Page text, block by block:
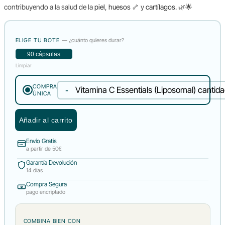
contribuyendo a la salud de lapiel, huesos 🦴 ycartílagos. 🌿🌟
ELIGE TU BOTE — ¿cuánto quieres durar?
90 cápsulas
Limpiar
COMPRA
ÚNICA
Vitamina C Essentials (Liposomal)
Añadir al carrito
Envío Gratis
a partir de 50€
Garantía Devolución
14 días
Compra Segura
pago encriptado
COMBINA BIEN CON